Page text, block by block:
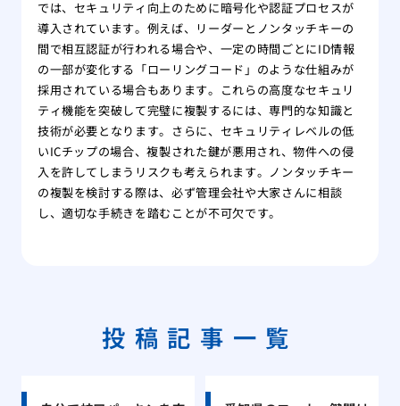
では、セキュリティ向上のために暗号化や認証プロセスが
導入されています。例えば、リーダーとノンタッチキーの
間で相互認証が行われる場合や、一定の時間ごとにID情報
の一部が変化する「ローリングコード」のような仕組みが
採用されている場合もあります。これらの高度なセキュリ
ティ機能を突破して完璧に複製するには、専門的な知識と
技術が必要となります。さらに、セキュリティレベルの低
いICチップの場合、複製された鍵が悪用され、物件への侵
入を許してしまうリスクも考えられます。ノンタッチキー
の複製を検討する際は、必ず管理会社や大家さんに相談
し、適切な手続きを踏むことが不可欠です。
投稿記事一覧